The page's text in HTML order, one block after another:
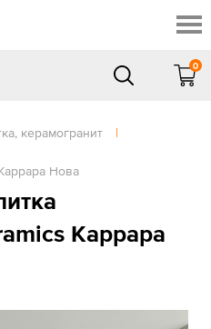
0
керамогранит
|
Нова
Каррара